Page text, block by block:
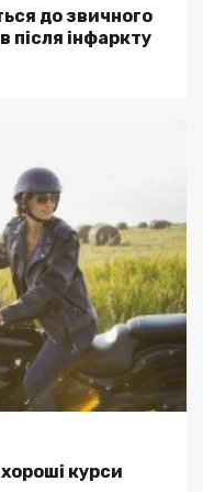
до звичного
після інфаркту
курси